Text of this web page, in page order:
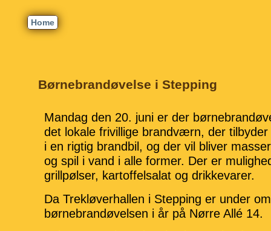
Home
Børnebrandøvelse i Stepping
Mandag den 20. juni er der
det lokale frivillige brandværn, der
i en rigtig brandbil, og der vil bliver
og spil i vand i alle former. Der er
grillpølser, kartoffelsalat og drikkevarer.
Da Trekløverhallen i Stepping er under
børnebrandøvelsen i år på Nørre Allé 14.